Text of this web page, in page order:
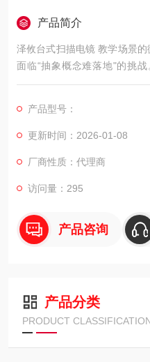
产品简介
泽攸台式扫描电镜 教学场景
面临“抽象概念难落地"的挑战
构"“表面形貌"等术语的理解
生动的认知载体。
产品型号：
更新时间：2026-01-08
厂商性质：代理商
访问量：295
产品咨询
产品分类
PRODUCT